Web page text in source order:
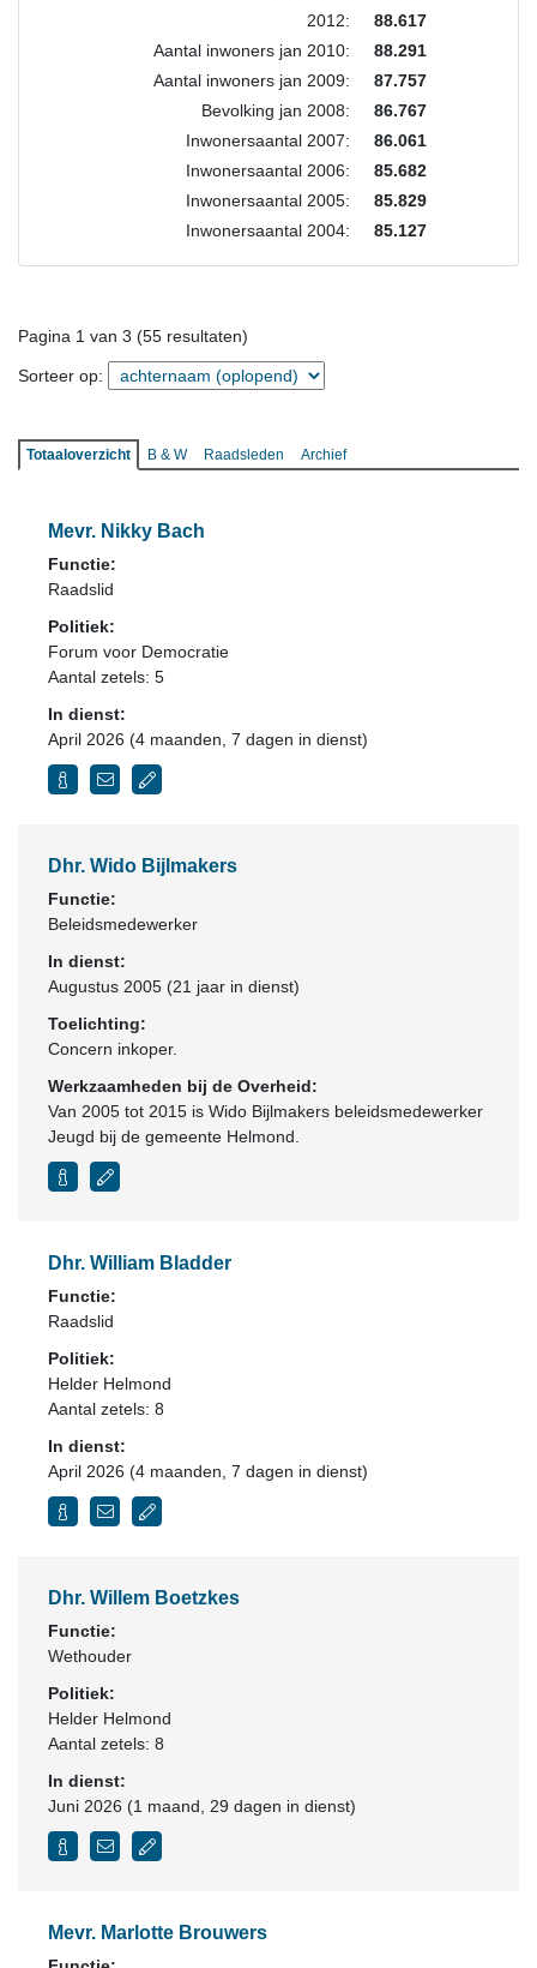
2012:
88.617
Aantal inwoners jan 2010:
88.291
Aantal inwoners jan 2009:
87.757
Bevolking jan 2008:
86.767
Inwonersaantal 2007:
86.061
Inwonersaantal 2006:
85.682
Inwonersaantal 2005:
85.829
Inwonersaantal 2004:
85.127
Pagina 1 van 3 (55 resultaten)
Sorteer op:
Totaaloverzicht B & W Raadsleden Archief
Mevr. Nikky Bach
Functie:
Raadslid
Politiek:
Forum voor Democratie
Aantal zetels: 5
In dienst:
April 2026 (4 maanden, 7 dagen in dienst)
Dhr. Wido Bijlmakers
Functie:
Beleidsmedewerker
In dienst:
Augustus 2005 (21 jaar in dienst)
Toelichting:
Concern inkoper.
Werkzaamheden bij de Overheid:
Van 2005 tot 2015 is Wido Bijlmakers beleidsmedewerker
Jeugd bij de gemeente Helmond.
Dhr. William Bladder
Functie:
Raadslid
Politiek:
Helder Helmond
Aantal zetels: 8
In dienst:
April 2026 (4 maanden, 7 dagen in dienst)
Dhr. Willem Boetzkes
Functie:
Wethouder
Politiek:
Helder Helmond
Aantal zetels: 8
In dienst:
Juni 2026 (1 maand, 29 dagen in dienst)
Mevr. Marlotte Brouwers